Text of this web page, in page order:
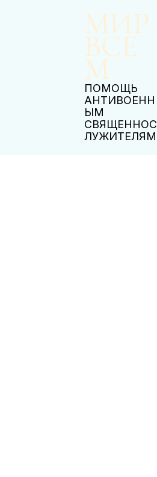
МИР
ВСЕ
М
ПОМОЩЬ
АНТИВОЕНН
ЫМ
СВЯЩЕННОС
ЛУЖИТЕЛЯМ